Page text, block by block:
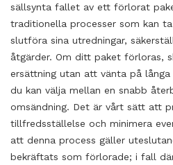
sällsynta fallet av ett förlorat
traditionella processer som kan
slutföra sina utredningar,
åtgärder. Om ditt paket förloras,
ersättning utan att vänta på
du kan välja mellan en snabb
omsändning. Det är vårt sätt att
tillfredsställelse och minimera
att denna process gäller
bekräftats som förlorade; i fall